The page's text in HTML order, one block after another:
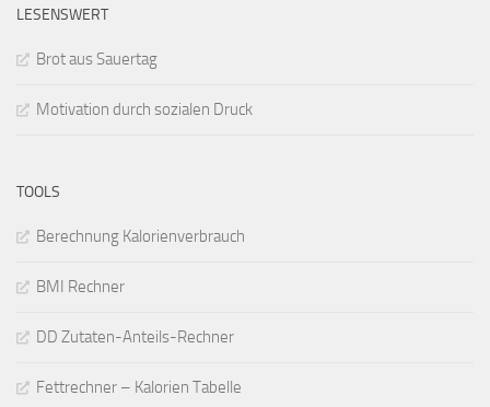
LESENSWERT
Brot aus Sauertag
Motivation durch sozialen Druck
TOOLS
Berechnung Kalorienverbrauch
BMI Rechner
DD Zutaten-Anteils-Rechner
Fettrechner – Kalorien Tabelle